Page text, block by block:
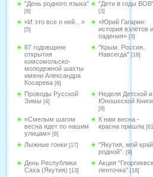
"День родного языка"
[6]
"Дети в годы
[3]
«И это все о ней…»
[5]
«Юрий Гагарин:
история взлётов и
падения» [3]
87 годовщине
открытия
комсомольско-
молодежной шахты
имени Александра
Косарева [6]
"Крым. Россия.
Навсегда" [18]
Проводы Русской
Зимы [4]
Неделя Детской и
Юношеской
[9]
«Смелым шагом
весна идет по нашим
улицам» [8]
К нам весна -
красна пришла
Лыжные гонки [17]
"Якутия, мой край
родной".
[9]
День Республики
Саха (Якутия) [13]
Акция
ленточка" [18]